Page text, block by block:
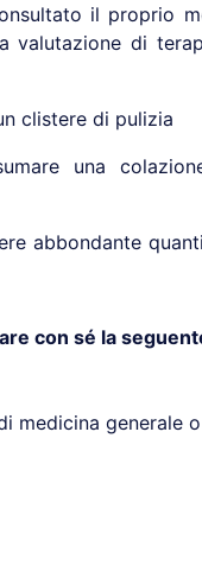
il proprio
valutazione di
clistere di pulizia
una
abbondante
con sé la
medicina generale